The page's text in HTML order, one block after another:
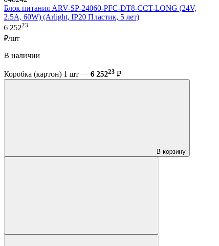
Блок питания ARV-SP-24060-PFC-DT8-CCT-LONG (24V,
2.5A, 60W) (Arlight, IP20 Пластик, 5 лет)
6 25223
₽/шт
В наличии
Коробка (картон) 1 шт — 6 25223 ₽
В корзину